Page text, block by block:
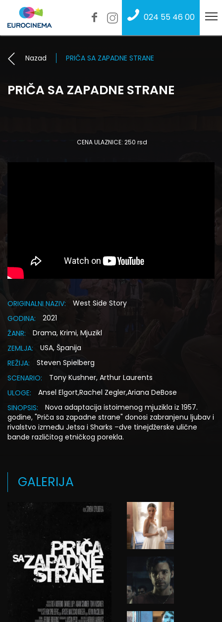
024 55 46 00
Nazad PRIČA SA ZAPADNE STRANE
PRIČA SA ZAPADNE STRANE
CENA ULAZNICE: 250 rsd
ORIGINALNI NAZIV:
West Side Story
GODINA:
2021
ŽANR:
Drama, Krimi, Mjuzikl
ZEMLJA:
USA, Španija
REŽIJA:
Steven Spielberg
SCENARIO:
Tony Kushner, Arthur Laurents
ULOGE:
Ansel Elgort,Rachel Zegler,Ariana DeBose
SINOPSIS:
Nova adaptacija istoimenog mjuzikla iz 1957.
godine, "Priča sa zapadne strane" donosi zabranjenu ljubav i
rivalstvo između Jetsa i Sharks –dve tinejdžerske ulične
bande različitog etničkog porekla.
GALERIJA